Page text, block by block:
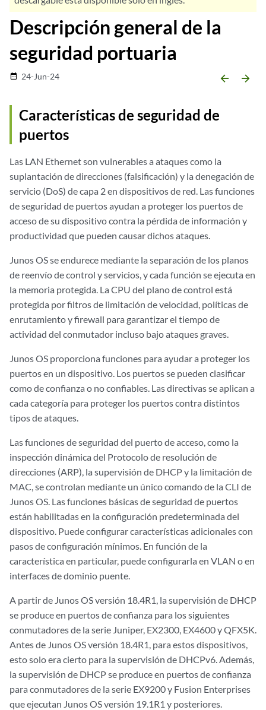
Descripción general de la
seguridad portuaria
date_range 24-Jun-24 arrow_backward arrow_forward
Características de seguridad de
puertos
Las LAN Ethernet son vulnerables a ataques como la
suplantación de direcciones (falsificación) y la denegación de
servicio (DoS) de capa 2 en dispositivos de red. Las funciones
de seguridad de puertos ayudan a proteger los puertos de
acceso de su dispositivo contra la pérdida de información y
productividad que pueden causar dichos ataques.
Junos OS se endurece mediante la separación de los planos
de reenvío de control y servicios, y cada función se ejecuta en
la memoria protegida. La CPU del plano de control está
protegida por filtros de limitación de velocidad, políticas de
enrutamiento y firewall para garantizar el tiempo de
actividad del conmutador incluso bajo ataques graves.
Junos OS proporciona funciones para ayudar a proteger los
puertos en un dispositivo. Los puertos se pueden clasificar
como de confianza o no confiables. Las directivas se aplican a
cada categoría para proteger los puertos contra distintos
tipos de ataques.
Las funciones de seguridad del puerto de acceso, como la
inspección dinámica del Protocolo de resolución de
direcciones (ARP), la supervisión de DHCP y la limitación de
MAC, se controlan mediante un único comando de la CLI de
Junos OS. Las funciones básicas de seguridad de puertos
están habilitadas en la configuración predeterminada del
dispositivo. Puede configurar características adicionales con
pasos de configuración mínimos. En función de la
característica en particular, puede configurarla en VLAN o en
interfaces de dominio puente.
A partir de Junos OS versión 18.4R1, la supervisión de DHCP
se produce en puertos de confianza para los siguientes
conmutadores de la serie Juniper, EX2300, EX4600 y QFX5K.
Antes de Junos OS versión 18.4R1, para estos dispositivos,
esto solo era cierto para la supervisión de DHCPv6. Además,
la supervisión de DHCP se produce en puertos de confianza
para conmutadores de la serie EX9200 y Fusion Enterprises
que ejecutan Junos OS versión 19.1R1 y posteriores.